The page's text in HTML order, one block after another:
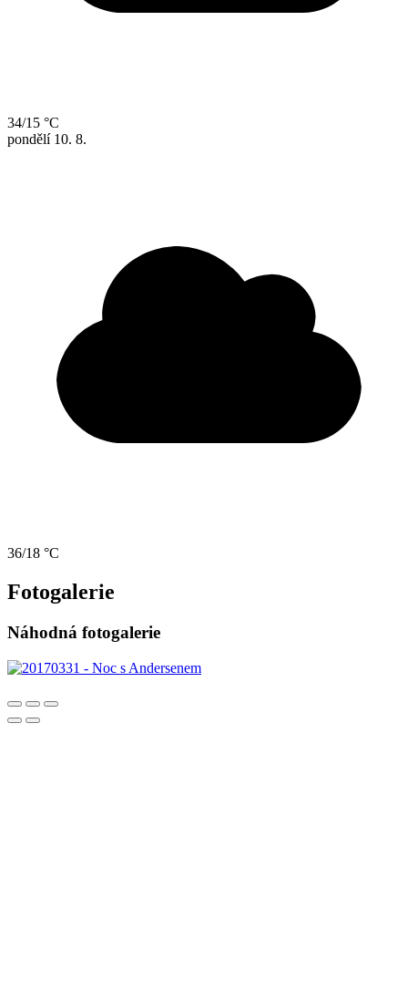
34/15 °C
pondělí 10. 8.
36/18 °C
Fotogalerie
Náhodná fotogalerie